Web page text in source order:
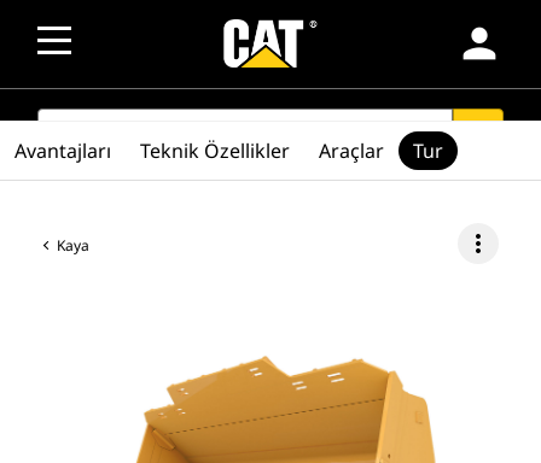
person
SEARCH
Kaya more_vert
Avantajları Teknik Özellikler Araçlar Tur